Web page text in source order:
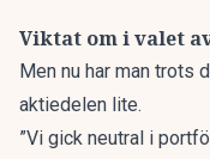
Viktat om i valet
Men nu har man trots
aktiedelen lite.
”Vi gick neutral i